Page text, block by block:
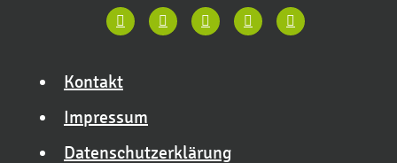
Kontakt
Impressum
Datenschutzerklärung